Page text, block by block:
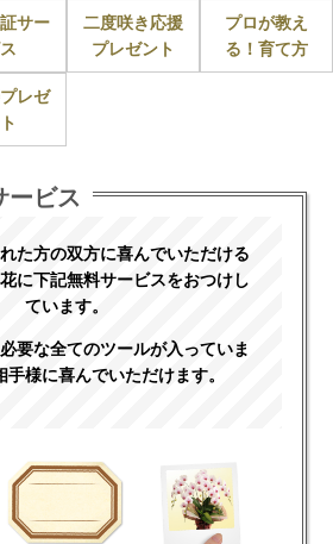
サー
二度咲き応援
プレゼント
プロが教え
る！育て方
レゼ
ービス
た方の双方に喜んでいただける
に下記無料サービスをおつけし
ています。
要な全てのツールが入っていま
手様に喜んでいただけます。